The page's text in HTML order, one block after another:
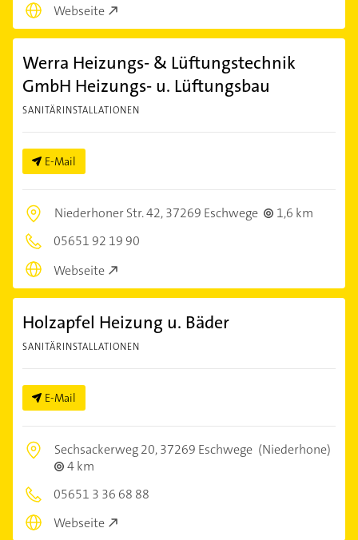
Webseite
Werra Heizungs- & Lüftungstechnik
GmbH Heizungs- u. Lüftungsbau
SANITÄRINSTALLATIONEN
E-Mail
Niederhoner Str. 42,37269 Eschwege
1,6 km
05651 92 19 90
Webseite
Holzapfel Heizung u. Bäder
SANITÄRINSTALLATIONEN
E-Mail
Sechsackerweg 20,37269 Eschwege (Niederhone)
4 km
05651 3 36 68 88
Webseite